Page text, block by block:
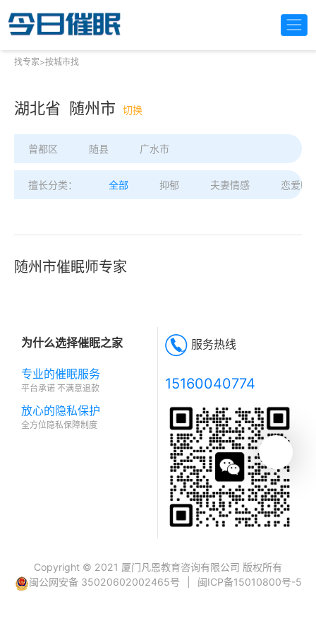
找专家>按城市找
湖北省 随州市 切换
曾都区 随县 广水市
擅长分类： 全部 抑郁 夫妻情感 恋爱困
随州市催眠师专家
为什么选择催眠之家
专业的催眠服务
平台承诺 不满意退款
放心的隐私保护
全方位隐私保障制度
服务热线
15160040774
Copyright © 2021 厦门凡恩教育咨询有限公司 版权所有
闽公网安备 35020602002465号
闽ICP备15010800号-5